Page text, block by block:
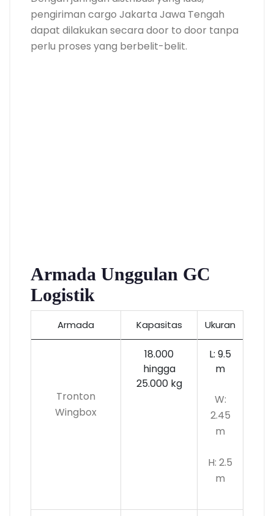
pengiriman cargo Jakarta Jawa Tengah
dapat dilakukan secara door to door tanpa
perlu proses yang berbelit-belit.
Armada Unggulan GC
Logistik
Armada Kapasitas Ukuran
Tronton
Wingbox
18.000
hingga
25.000 kg
L: 9.5
m
W:
2.45
m
H: 2.5
m